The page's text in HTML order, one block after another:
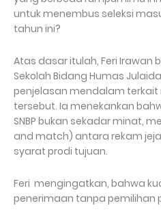
untuk menembus seleksi
tahun ini?
Atas dasar itulah, Feri Irawan
Sekolah Bidang Humas
penjelasan mendalam terkait
tersebut. Ia menekankan
SNBP bukan sekadar minat,
and match) antara rekam
syarat prodi tujuan.
Feri mengingatkan, bahwa
penerimaan tanpa pemilihan